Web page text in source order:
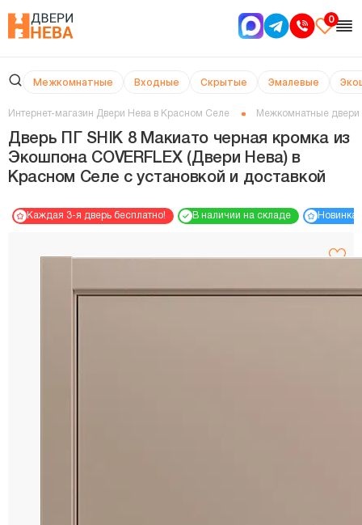
0
Межкомнатные Входные Скрытые Эмалевые
Интернет-магазин Двери Нева в Красном Селе Межкомнатные двери
Дверь ПГ SHIK 8 Макиато черная кромка из
Экошпона COVERFLEX (Двери Нева) в
Красном Селе с установкой и доставкой
Каждая 3-я дверь бесплатно! В наличии на складе Новинка